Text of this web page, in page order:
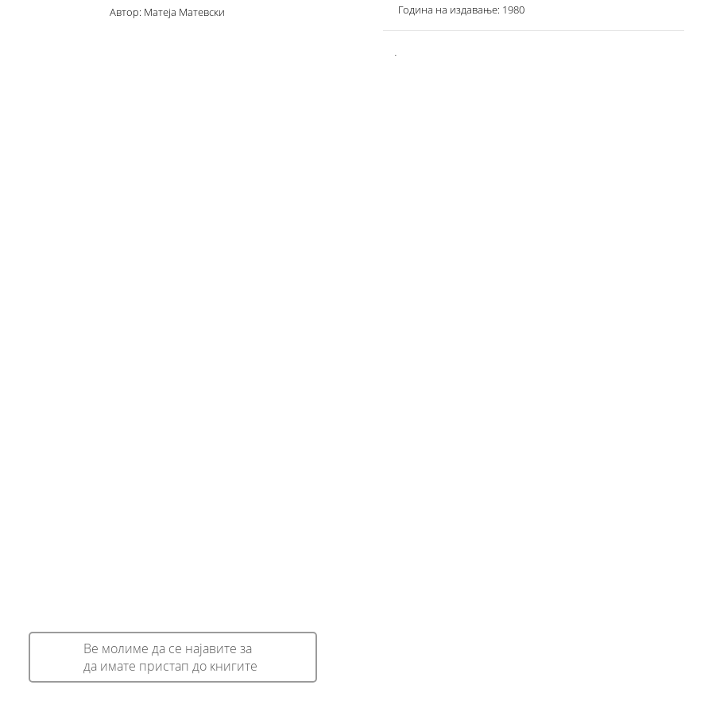
Автор: Матеја Матевски Година на издавање: 1980
.
Ве молиме да се најавите за
да имате пристап до книгите